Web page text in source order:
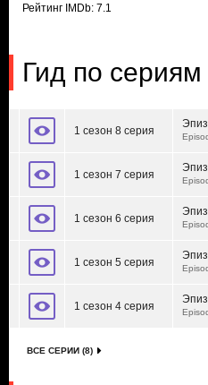
Рейтинг IMDb: 7.1
Гид по сериям
1 сезон 8 серия
1 сезон 7 серия
1 сезон 6 серия
1 сезон 5 серия
1 сезон 4 серия
ВСЕ СЕРИИ (8)